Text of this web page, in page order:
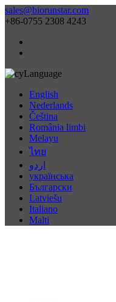
sales@biorunstar.com
+86-0755 2308 4243
Language
English
Nederlands
Čeština
România limbi
Melayu
ไทย
اردو
українська
Български
Latviešu
Italiano
Malti